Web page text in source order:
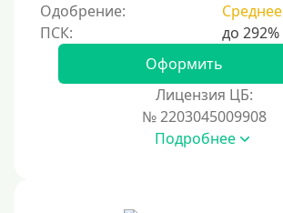
Через систему быстрых платежей СБП
Способы получения
Без активации сервиса
Одобрение:
Среднее
Оформить
Лицензия ЦБ:
№ 2203045009908
Подробнее